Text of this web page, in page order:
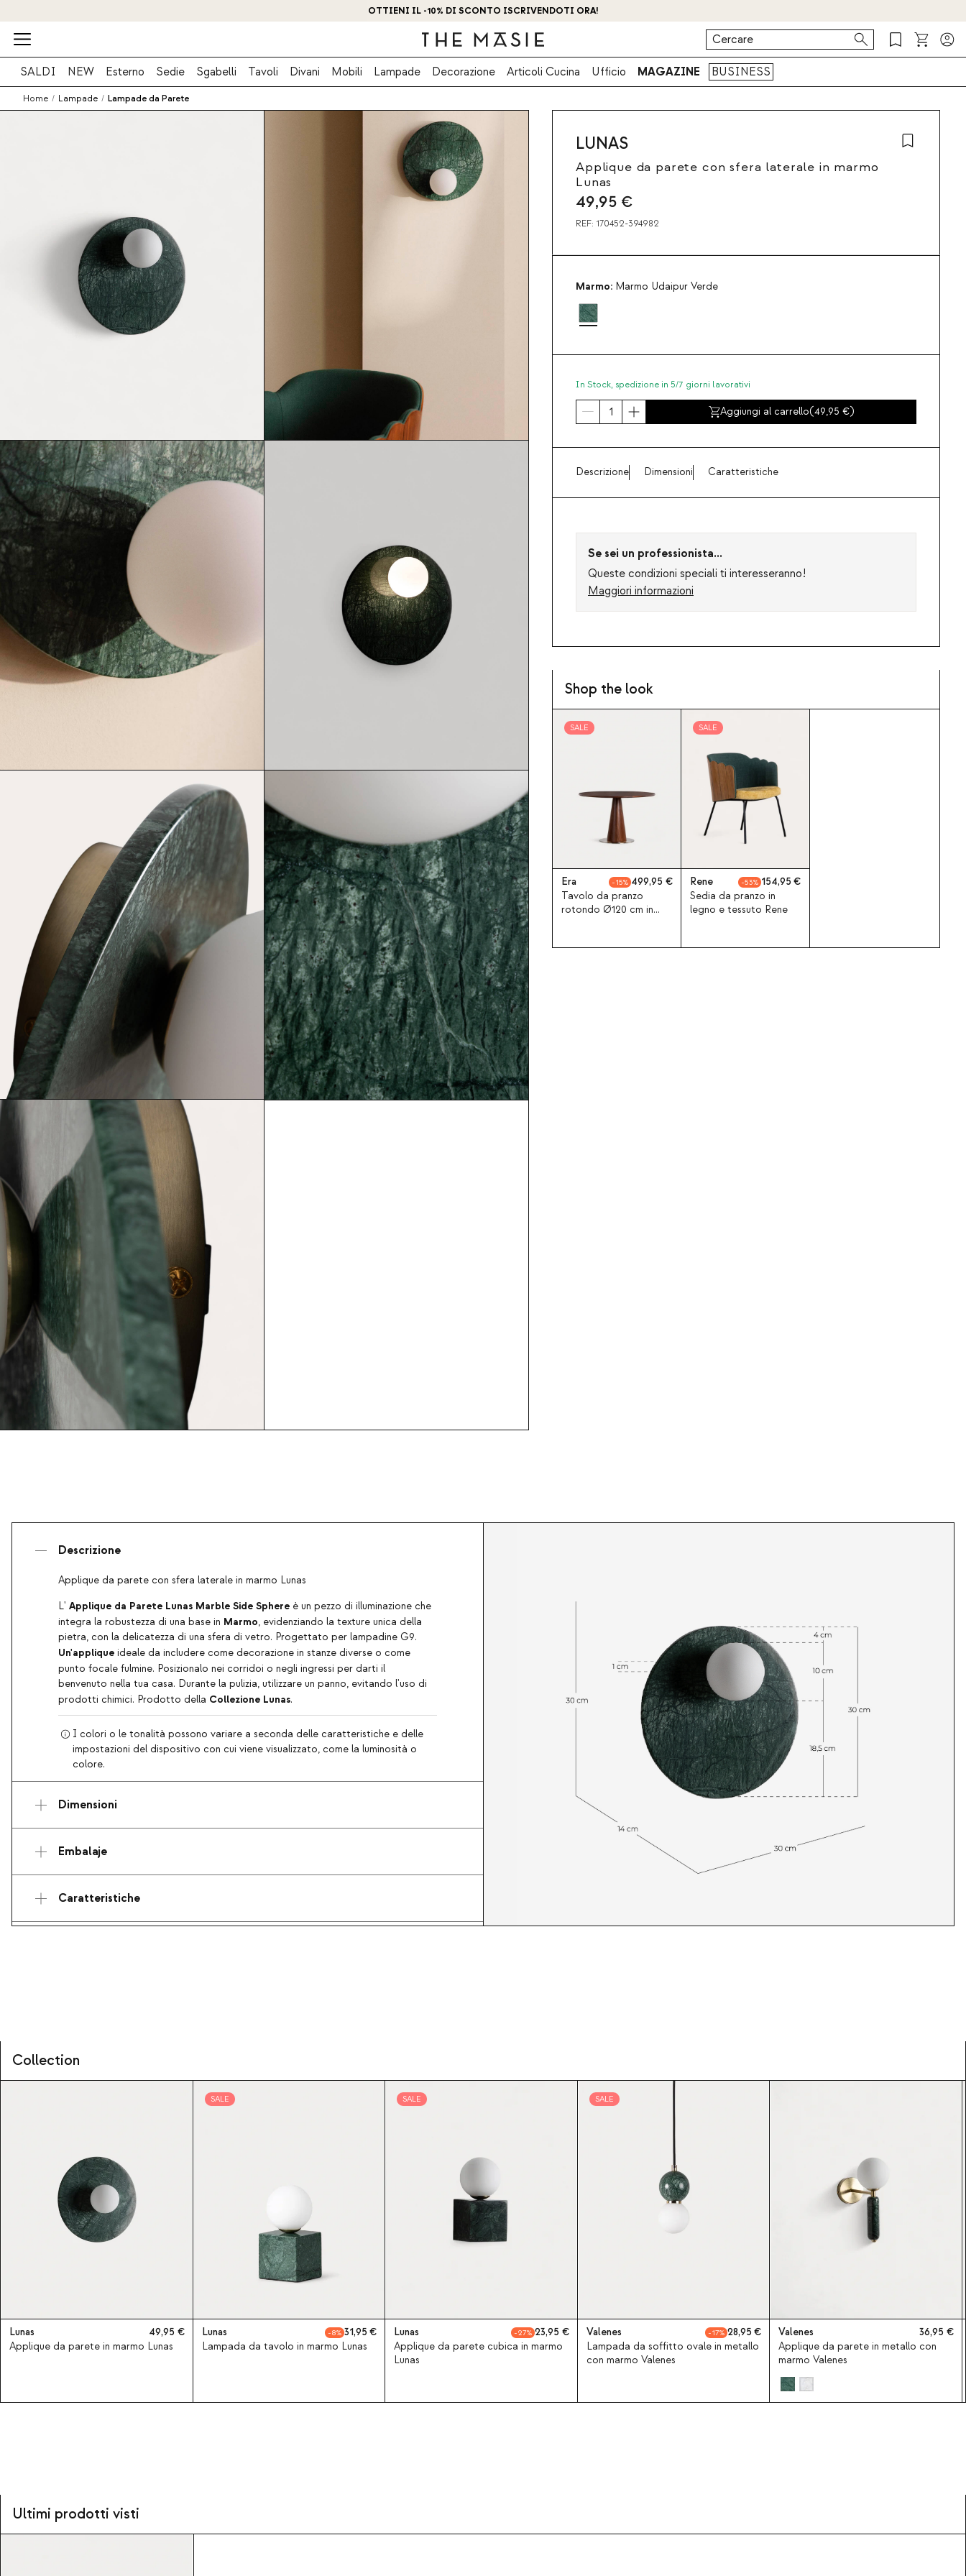
OTTIENI IL -10% DI SCONTO ISCRIVENDOTI ORA!
SALDI NEW Esterno Sedie Sgabelli Tavoli Divani Mobili Lampade Decorazione Articoli Cucina Ufficio MAGAZINE BUSINESS
Home / Lampade / Lampade da Parete
LUNAS
Applique da parete con sfera laterale in marmo
Lunas
49,95 €
REF: 170452-394982
Marmo: Marmo Udaipur Verde
In Stock, spedizione in 5/7 giorni lavorativi
Aggiungi al carrello(49,95 )
Descrizione Dimensioni Caratteristiche
Se sei un professionista...
Queste condizioni speciali ti interesseranno!
Maggiori informazioni
Shop the look
SALE
Era 15
499,95
Tavolo da pranzo
rotondo Ø120 cm in
SALE
Rene 53
154,95
Sedia da pranzo in
legno e tessuto Rene
Descrizione
Applique da parete con sfera laterale in marmo Lunas
L' Applique da Parete Lunas Marble Side Sphere è un pezzo di illuminazione che
integra la robustezza di una base in Marmo, evidenziando la texture unica della
pietra, con la delicatezza di una sfera di vetro. Progettato per lampadine G9.
Un'applique ideale da includere come decorazione in stanze diverse o come
punto focale fulmine. Posizionalo nei corridoi o negli ingressi per darti il
benvenuto nella tua casa. Durante la pulizia, utilizzare un panno, evitando l'uso di
prodotti chimici. Prodotto della Collezione Lunas.
I colori o le tonalità possono variare a seconda delle caratteristiche e delle
impostazioni del dispositivo con cui viene visualizzato, come la luminosità o
colore.
Dimensioni
Embalaje
Caratteristiche
Collection
Lunas
49,95
Applique da parete in marmo Lunas
SALE
Lunas 8
31,95
Lampada da tavolo in marmo Lunas
SALE
Lunas 27
23,95
Applique da parete cubica in marmo
Lunas
SALE
Valenes 17
28,95
Lampada da soffitto ovale in metallo
con marmo Valenes
Valenes
36,95
Applique da parete in metallo con
marmo Valenes
Ultimi prodotti visti